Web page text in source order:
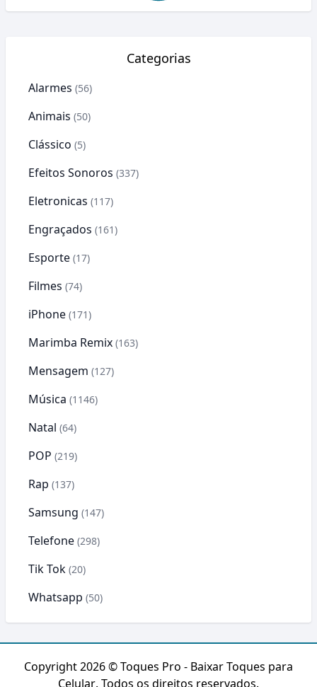
Categorias
Alarmes (56)
Animais (50)
Clássico (5)
Efeitos Sonoros (337)
Eletronicas (117)
Engraçados (161)
Esporte (17)
Filmes (74)
iPhone (171)
Marimba Remix (163)
Mensagem (127)
Música (1146)
Natal (64)
POP (219)
Rap (137)
Samsung (147)
Telefone (298)
Tik Tok (20)
Whatsapp (50)
Copyright 2026 ©Toques Pro - Baixar Toques para
Celular. Todos os direitos reservados.